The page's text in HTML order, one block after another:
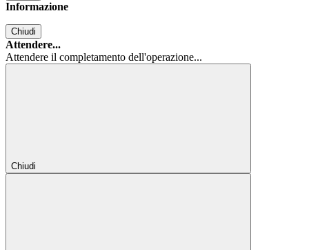
Informazione
Chiudi
Attendere...
Attendere il completamento dell'operazione...
Chiudi